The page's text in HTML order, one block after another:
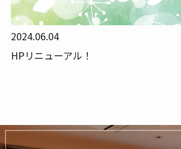
2024.06.04
HPリニューアル！